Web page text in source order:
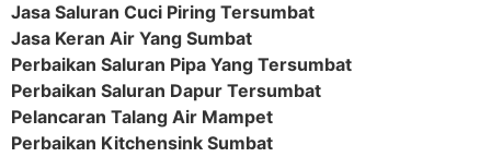
Jasa Saluran Cuci Piring Tersumbat
Jasa Keran Air Yang Sumbat
Perbaikan Saluran Pipa Yang Tersumbat
Perbaikan Saluran Dapur Tersumbat
Pelancaran Talang Air Mampet
Perbaikan Kitchensink Sumbat